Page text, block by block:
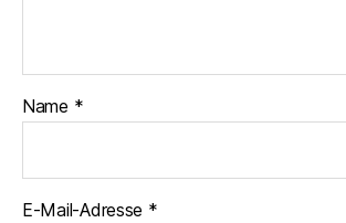
Name *
E-Mail-Adresse *